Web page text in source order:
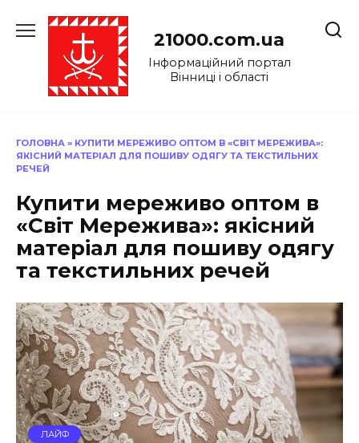
до
21000.com.ua
Інформаційний портал
Вінниці і області
ГОЛОВНА » КУПИТИ МЕРЕЖИВО ОПТОМ В «СВІТ МЕРЕЖИВА»:
ЯКІСНИЙ МАТЕРІАЛ ДЛЯ ПОШИВУ ОДЯГУ ТА ТЕКСТИЛЬНИХ
РЕЧЕЙ
Купити мереживо оптом в
«Світ Мережива»: якісний
матеріал для пошиву одягу
та текстильних речей
ЛАЙФ